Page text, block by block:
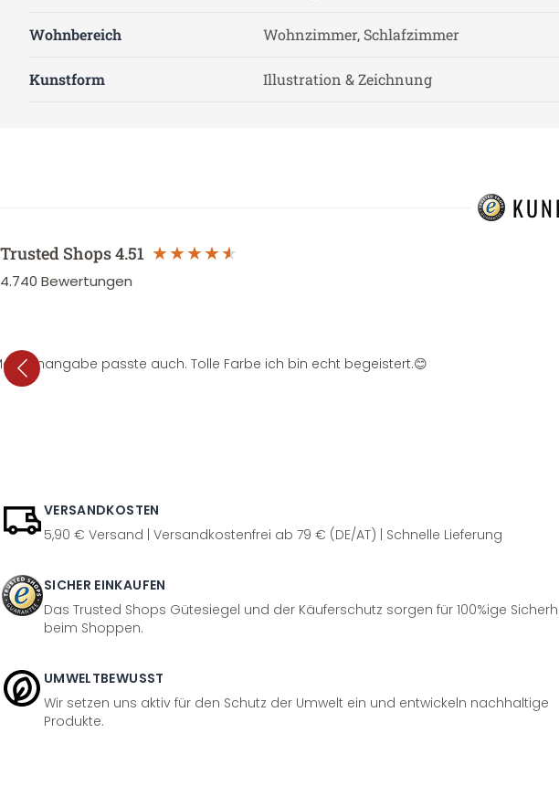
Wohnbereich Wohnzimmer, Schlafzimmer
Kunstform Illustration & Zeichnung
Trusted Shops4.51
4.740 Bewertungen
passte auch. Tolle Farbe ich bin echt begeistert.😊
VERSANDKOSTEN
5,90 € Versand | Versandkostenfrei ab 79 € (DE/AT) | Schnelle Lieferung
SICHER EINKAUFEN
Das Trusted Shops Gütesiegel und der Käuferschutz sorgen für 100%ige
beim Shoppen.
UMWELTBEWUSST
Wir setzen uns aktiv für den Schutz der Umwelt ein und entwickeln nachhaltige
Produkte.